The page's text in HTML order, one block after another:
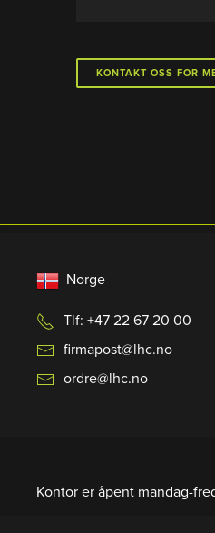
KONTAKT OSS FOR
Norge
Tlf: +47 22 67 20 00
firmapost@lhc.no
ordre@lhc.no
Kontor er åpent mandag-